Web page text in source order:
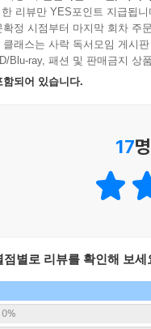
사 홍승한 핵심요약집 2
에 따른 핵심이론 압축
문제를 분석하여 출제
] 표시, [빈출개념
보충설명이나 용어 설명
학습을 위한 [7일완성 학습
리뷰만 YES포인트 지급됩니
정 시점부터 마지막 회차 주
래스는 사락 독서모임 게시
Blu-ray, 패션 및 판매금지 상
되어 있습니다.
17
점별로 리뷰를 확인해 보세
0%